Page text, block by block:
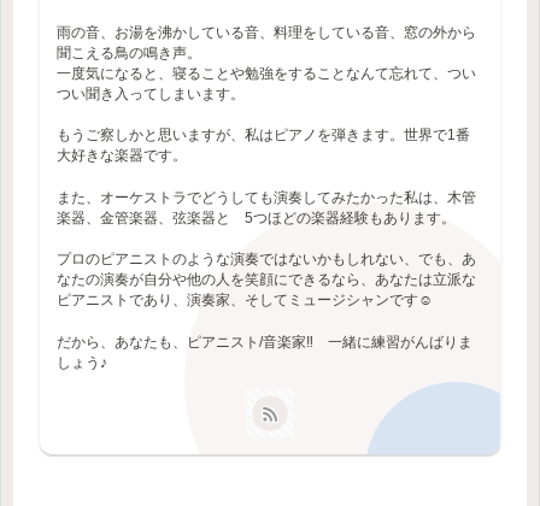
雨の音、お湯を沸かしている音、料理をしている音、窓の外から
聞こえる鳥の鳴き声。
一度気になると、寝ることや勉強をすることなんて忘れて、つい
つい聞き入ってしまいます。
もうご察しかと思いますが、私はピアノを弾きます。世界で1番
大好きな楽器です。
また、オーケストラでどうしても演奏してみたかった私は、木管
楽器、金管楽器、弦楽器と 5つほどの楽器経験もあります。
プロのピアニストのような演奏ではないかもしれない、でも、あ
なたの演奏が自分や他の人を笑顔にできるなら、あなたは立派な
ピアニストであり、演奏家、そしてミュージシャンです☺️
だから、あなたも、ピアニスト/音楽家‼️ 一緒に練習がんばりま
しょう♪